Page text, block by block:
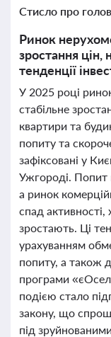
Стисло про
Ринок
зростання цін,
тенденції
У 2025 році
стабільне
квартири та
попиту та
зафіксовані у
Ужгороді. Попит
а ринок
спад активності,
зростають. Ці
урахуванням
попиту, а також
програми
подією стало
закону, що
під